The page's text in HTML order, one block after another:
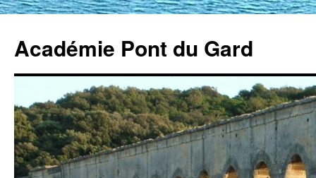
Académie Pont du Gard